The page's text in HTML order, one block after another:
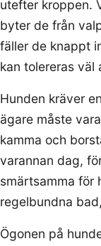
utefter kroppen.
byter de från
fäller de knappt
kan tolereras väl
Hunden kräver
ägare måste
kamma och
varannan dag,
smärtsamma för
regelbundna
Ögonen på